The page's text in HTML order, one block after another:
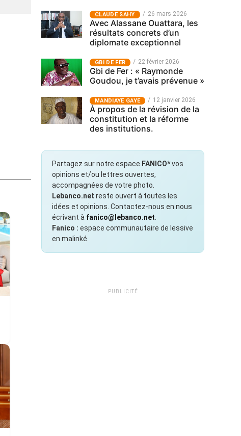
CLAUDE SAHY 26 mars 2026
Avec Alassane Ouattara, les
résultats concrets d’un
diplomate exceptionnel
GBI DE FER 22 février 2026
Gbi de Fer : « Raymonde
Goudou, je t’avais prévenue »
MANDIAYE GAYE 12 janvier 2026
À propos de la révision de la
constitution et la réforme
des institutions.
Partagez sur notre espace FANICO*vos
opinions et/ou lettres ouvertes,
accompagnées de votre photo.
Lebanco.net reste ouvert à toutes les
idées et opinions. Contactez-nous en nous
écrivant à fanico@lebanco.net
Fanico : espace communautaire de lessive
en malinké
PUBLICITÉ